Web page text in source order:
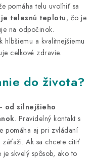
pomáha telu uvoľniť sa
telesnú teplotu, čo je
na odpočinok.
hlbšiemu a kvalitnejšiemu
celkové zdravie.
do života?
od silnejšieho
. Pravidelný kontakt s
pomáha aj pri zvládaní
Ak sa chcete cítiť
skvelý spôsob, ako to